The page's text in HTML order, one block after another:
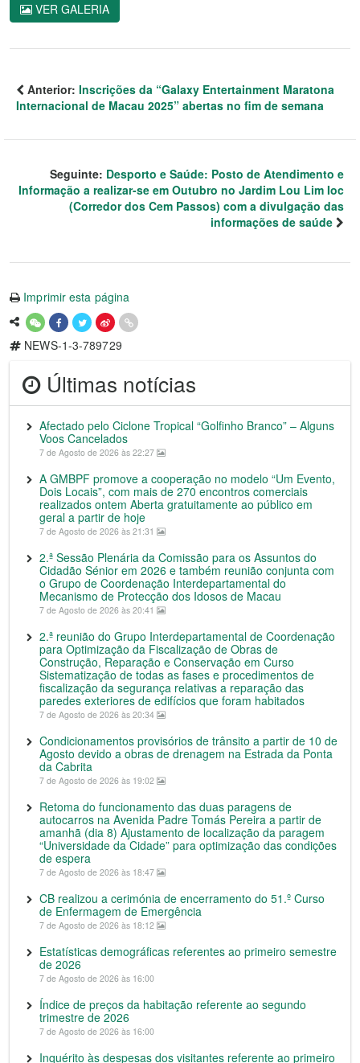
VER GALERIA
Anterior: Inscrições da “Galaxy Entertainment Maratona
Internacional de Macau 2025” abertas no fim de semana
Seguinte: Desporto e Saúde: Posto de Atendimento e
Informação a realizar-se em Outubro no Jardim Lou Lim Ioc
(Corredor dos Cem Passos) com a divulgação das
informações de saúde
Imprimir esta página
NEWS-1-3-789729
Últimas notícias
Afectado pelo Ciclone Tropical “Golfinho Branco” – Alguns
Voos Cancelados
7 de Agosto de 2026 às 22:27
A GMBPF promove a cooperação no modelo “Um Evento,
Dois Locais”, com mais de 270 encontros comerciais
realizados ontem Aberta gratuitamente ao público em
geral a partir de hoje
7 de Agosto de 2026 às 21:31
2.ª Sessão Plenária da Comissão para os Assuntos do
Cidadão Sénior em 2026 e também reunião conjunta com
o Grupo de Coordenação Interdepartamental do
Mecanismo de Protecção dos Idosos de Macau
7 de Agosto de 2026 às 20:41
2.ª reunião do Grupo Interdepartamental de Coordenação
para Optimização da Fiscalização de Obras de
Construção, Reparação e Conservação em Curso
Sistematização de todas as fases e procedimentos de
fiscalização da segurança relativas a reparação das
paredes exteriores de edifícios que foram habitados
7 de Agosto de 2026 às 20:34
Condicionamentos provisórios de trânsito a partir de 10 de
Agosto devido a obras de drenagem na Estrada da Ponta
da Cabrita
7 de Agosto de 2026 às 19:02
Retoma do funcionamento das duas paragens de
autocarros na Avenida Padre Tomás Pereira a partir de
amanhã (dia 8) Ajustamento de localização da paragem
“Universidade da Cidade” para optimização das condições
de espera
7 de Agosto de 2026 às 18:47
CB realizou a cerimónia de encerramento do 51.º Curso
de Enfermagem de Emergência
7 de Agosto de 2026 às 18:12
Estatísticas demográficas referentes ao primeiro semestre
de 2026
7 de Agosto de 2026 às 16:00
Índice de preços da habitação referente ao segundo
trimestre de 2026
7 de Agosto de 2026 às 16:00
Inquérito às despesas dos visitantes referente ao primeiro